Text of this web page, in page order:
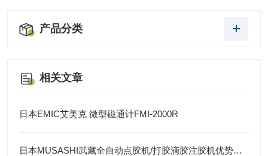
产品分类
相关文章
日本EMIC艾美克 微型磁通计FMI-2000R
日本MUSASHI武藏全自动点胶机/打胶滴胶注胶机优势及应用